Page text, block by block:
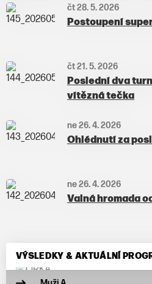
čt 28. 5. 2026
Postoupení
čt 21. 5. 2026
Poslední dva
vítězná tečka
ne 26. 4. 2026
Ohlédnutí za
ne 26. 4. 2026
Valná hromada
VÝSLEDKY & AKTUÁLNÍ